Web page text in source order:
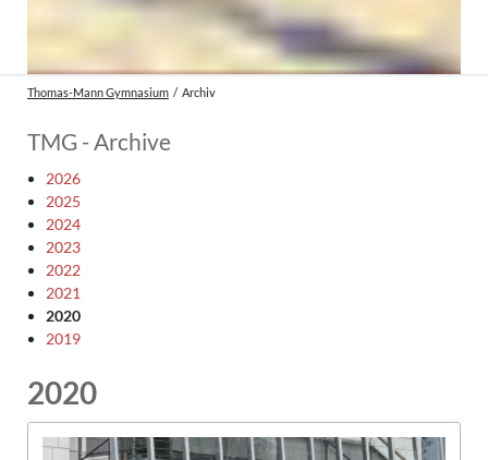
Thomas-Mann Gymnasium Archiv
TMG - Archive
2026
2025
2024
2023
2022
2021
2020
2019
2020